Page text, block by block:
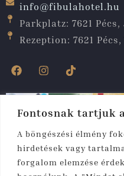
Fontosnak tartjuk
A böngészési élmény
hirdetések vagy
forgalom elemzése
info@fibulahotel.hu
Parkplatz: 7621 Pécs,
Rezeption: 7621